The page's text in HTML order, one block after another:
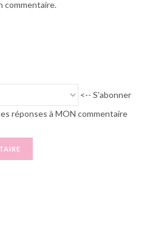
commentaire.
<-- S'abonner
réponses à MON commentaire